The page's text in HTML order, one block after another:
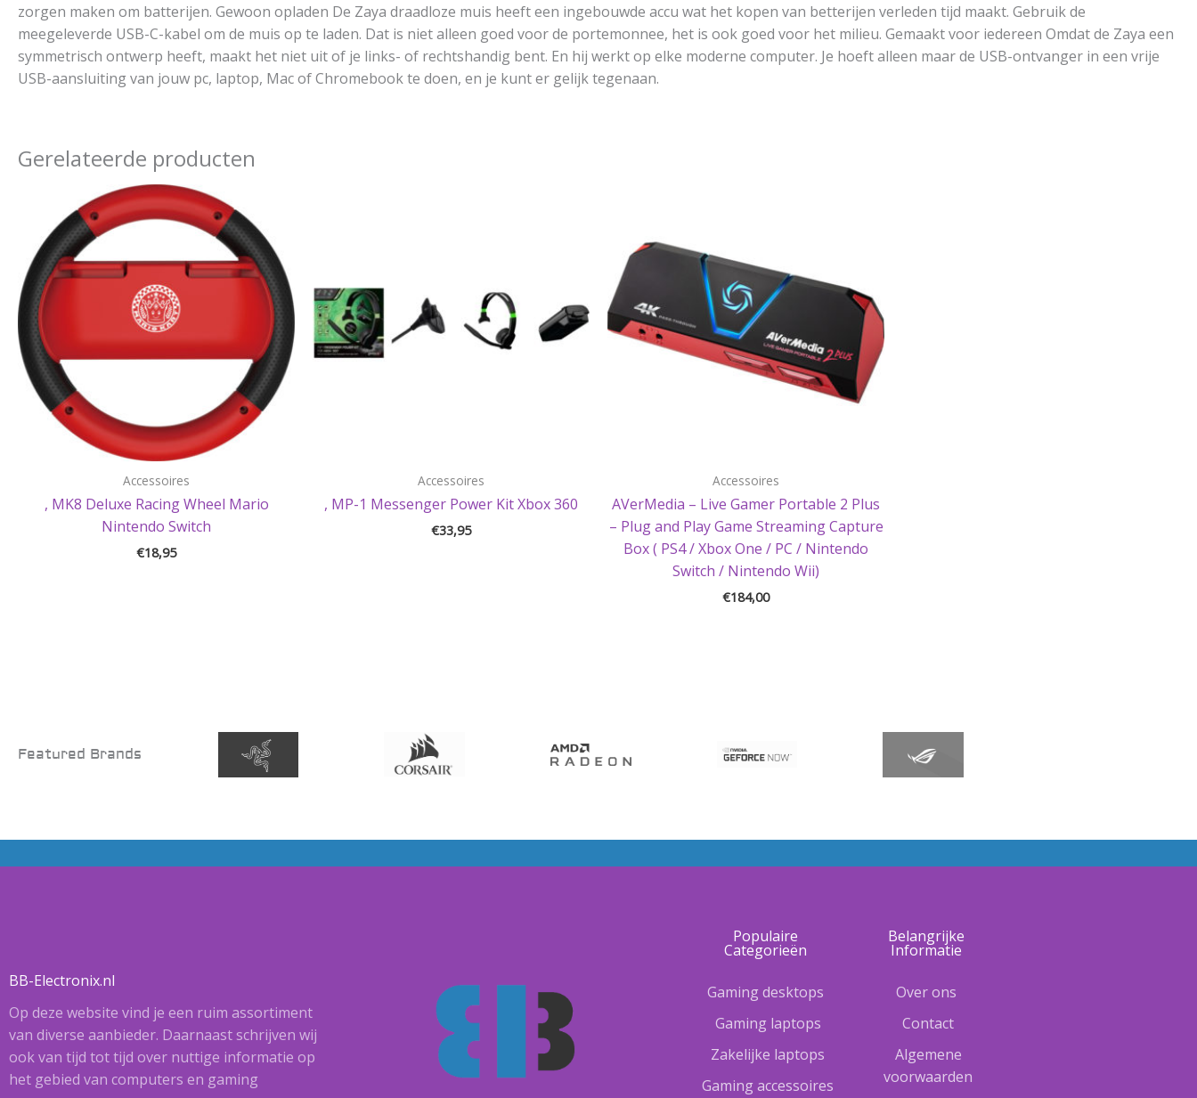
zorgen maken om batterijen. Gewoon opladen De Zaya draadloze muis heeft een ingebouwde accu wat het kopen van betterijen verleden tijd maakt. Gebruik de
meegeleverde USB-C-kabel om de muis op te laden. Dat is niet alleen goed voor de portemonnee, het is ook goed voor het milieu. Gemaakt voor iedereen Omdat de Zaya een
symmetrisch ontwerp heeft, maakt het niet uit of je links- of rechtshandig bent. En hij werkt op elke moderne computer. Je hoeft alleen maar de USB-ontvanger in een vrije
USB-aansluiting van jouw pc, laptop, Mac of Chromebook te doen, en je kunt er gelijk tegenaan.
Gerelateerde producten
Accessoires
, MK8 Deluxe Racing Wheel Mario
Nintendo Switch
€18,95
Accessoires
, MP-1 Messenger Power Kit Xbox 360
€33,95
Accessoires
AVerMedia – Live Gamer Portable 2 Plus
– Plug and Play Game Streaming Capture
Box ( PS4 / Xbox One / PC / Nintendo
Switch / Nintendo Wii)
€184,00
Featured Brands
BB-Electronix.nl
Op deze website vind je een ruim assortiment
van diverse aanbieder. Daarnaast schrijven wij
ook van tijd tot tijd over nuttige informatie op
het gebied van computers en gaming
Populaire
Categorieën
Gaming desktops
Gaming laptops
Zakelijke laptops
Gaming accessoires
Belangrijke
Informatie
Over ons
Contact
Algemene
voorwaarden